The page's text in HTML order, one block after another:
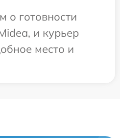
готовности
и курьер
место и